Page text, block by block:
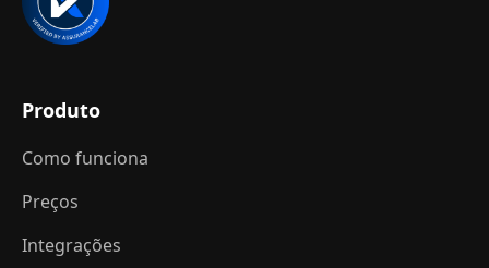
Produto
Como funciona
Preços
Integrações